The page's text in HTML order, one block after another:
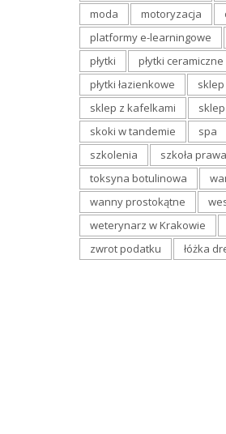
moda
motoryzacja
platformy e-learningowe
płytki
płytki ceramiczne
płytki łazienkowe
sklep z kafelkami
skoki w tandemie
spa
szkolenia
szkoła
toksyna botulinowa
wanny prostokątne
weterynarz w Krakowie
zwrot podatku
łóżka